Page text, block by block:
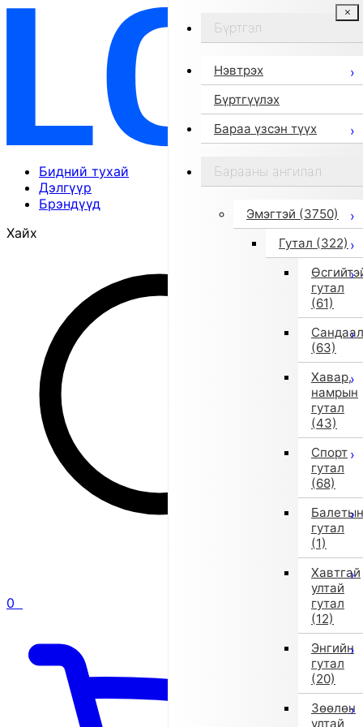
Бидний тухай
Дэлгүүр
Брэндүүд
Хайх
0
Бүртгэл
Нэвтрэх
Бүртгүүлэх
Бараа үзсэн түүх
Барааны ангилал
Эмэгтэй (3750)
Гутал (322)
гутал
(61)
Сандаал
(63)
Хавар,
намрын
гутал
(43)
Спорт
гутал
(68)
Балетын
гутал
(1)
Хавтгай
ултай
гутал
(12)
Энгийн
гутал
(20)
Зөөлөн
ултай